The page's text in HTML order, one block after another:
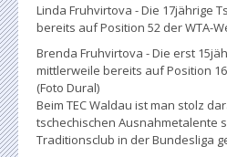
Linda Fruhvirtova - Die 17jährige
bereits auf Position 52 der WTA-
Brenda Fruhvirtova - Die erst
mittlerweile bereits auf Position
(Foto Dural)
Beim TEC Waldau ist man stolz
tschechischen Ausnahmetalente
Traditionsclub in der Bundesliga